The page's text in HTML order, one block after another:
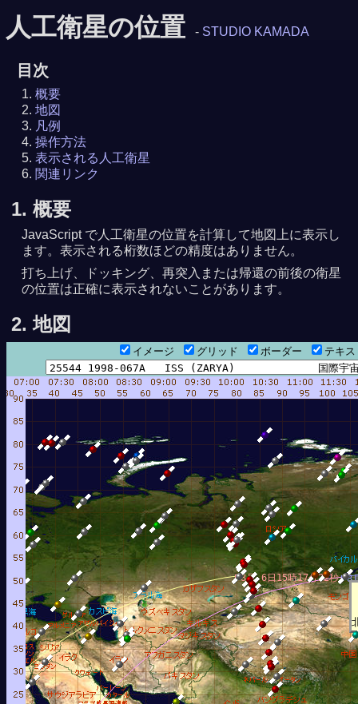
人工衛星の位置 - STUDIO KAMADA
目次
概要
地図
凡例
操作方法
表示される人工衛星
関連リンク
1. 概要
JavaScript で人工衛星の位置を計算して地図上に表示し
ます。表示される桁数ほどの精度はありません。
打ち上げ、ドッキング、再突入または帰還の前後の衛星
の位置は正確に表示されないことがあります。
2. 地図
イメージ グリッド ボーダー テキ
8
8月 6日15時17分22秒